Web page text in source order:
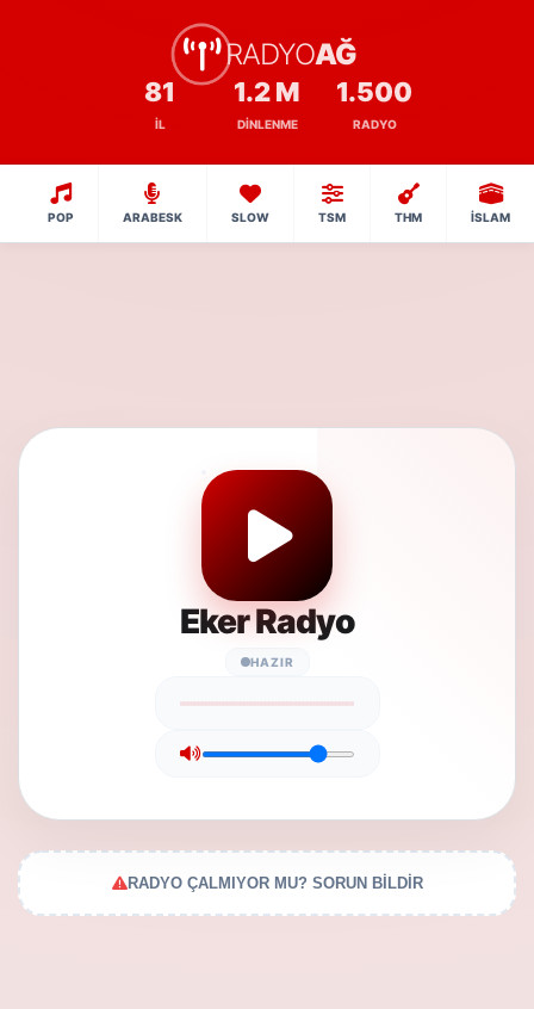
RADYOAĞ
81
İL
1.2 M
DINLENME
1.500
RADYO
POP ARABESK SLOW TSM THM İSLAM
Eker Radyo
HAZIR
RADYO ÇALMIYOR MU? SORUN BİLDİR